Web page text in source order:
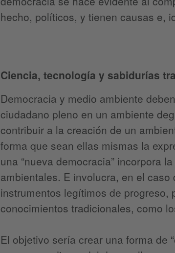
hecho, políticos, y tienen causas e,
Ciencia, tecnología y sabidurías
Democracia y medio ambiente
ciudadano pleno en un ambiente
contribuir a la creación de un
forma que sean ellas mismas la
una “nueva democracia” incorpora
ambientales. E involucra, en el
instrumentos legítimos de progreso,
conocimientos tradicionales, como
El objetivo sería crear una forma de